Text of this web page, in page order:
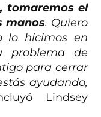
tomaremos el
manos. Quiero
lo hicimos en
problema de
para cerrar
ayudando,
Lindsey